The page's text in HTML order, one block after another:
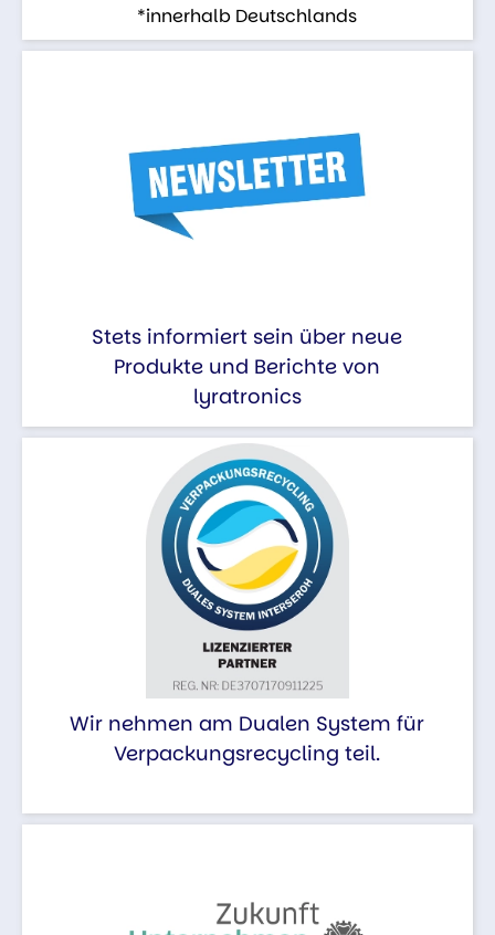
*innerhalb Deutschlands
Stets informiert sein über neue
Produkte und Berichte von
lyratronics
Wir nehmen am Dualen System für
Verpackungsrecycling teil.